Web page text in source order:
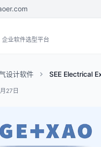
企业软件选型平台
设计软件 SEE Electrical
27日